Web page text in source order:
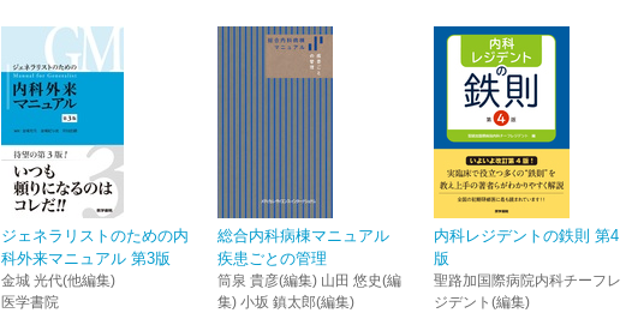
ジェネラリストのための内
科外来マニュアル 第3版
金城 光代(他編集)
医学書院
総合内科病棟マニュアル
疾患ごとの管理
筒泉 貴彦(編集) 山田 悠史(編
集) 小坂 鎮太郎(編集)
内科レジデントの鉄則 第4
版
聖路加国際病院内科チーフレ
ジデント(編集)